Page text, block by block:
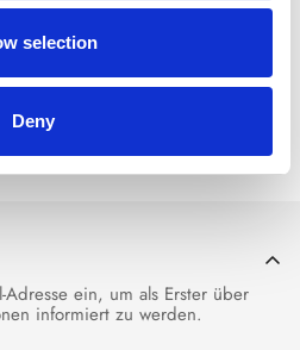
selection
Deny
mit Patten am Bein
und ist 185 cm groß
ein, um als Erster über
informiert zu werden.